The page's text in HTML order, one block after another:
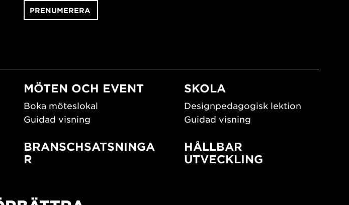
MÖTEN OCH EVENT
Boka möteslokal
Guidad visning
BRANSCHSATSNINGA
R
SKOLA
Designpedagogisk lektion
Guidad visning
HÅLLBAR
UTVECKLING